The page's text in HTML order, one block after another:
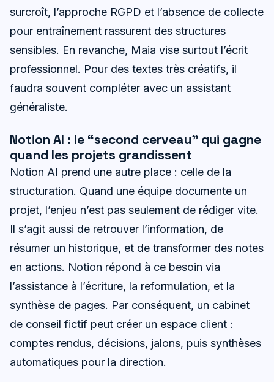
surcroît, l’approche RGPD et l’absence de collecte
pour entraînement rassurent des structures
sensibles. En revanche, Maia vise surtout l’écrit
professionnel. Pour des textes très créatifs, il
faudra souvent compléter avec un assistant
généraliste.
Notion AI : le “second cerveau” qui gagne
quand les projets grandissent
Notion AI prend une autre place : celle de la
structuration. Quand une équipe documente un
projet, l’enjeu n’est pas seulement de rédiger vite.
Il s’agit aussi de retrouver l’information, de
résumer un historique, et de transformer des notes
en actions. Notion répond à ce besoin via
l’assistance à l’écriture, la reformulation, et la
synthèse de pages. Par conséquent, un cabinet
de conseil fictif peut créer un espace client :
comptes rendus, décisions, jalons, puis synthèses
automatiques pour la direction.